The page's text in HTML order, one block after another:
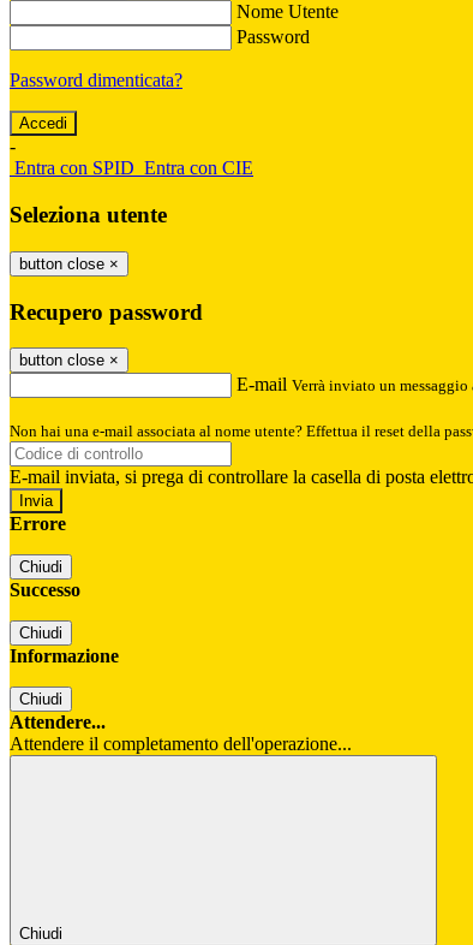
Nome Utente
Password
Password dimenticata?
-
Entra con SPID Entra con CIE
Seleziona utente
button close ×
Recupero password
button close ×
E-mail Verrà inviato un
Non hai una e-mail associata al nome utente? Effettua il reset della
E-mail inviata, si prega di controllare la casella di posta
Errore
Chiudi
Successo
Chiudi
Informazione
Chiudi
Attendere...
Attendere il completamento dell'operazione...
Chiudi